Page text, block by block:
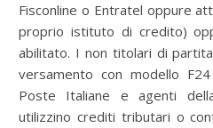
Fisconline o Entratel oppure
proprio istituto di credito)
abilitato. I non titolari di
versamento con modello
Poste Italiane e agenti
utilizzino crediti tributari o